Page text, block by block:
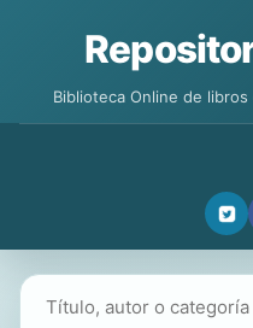
Biblioteca Online de libros